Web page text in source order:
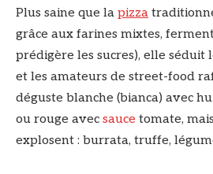
Plus saine que la pizza
grâce aux farines mixtes,
prédigère les sucres), elle séduit
et les amateurs de street-food
déguste blanche (bianca) avec
ou rouge avec sauce tomate,
explosent : burrata, truffe,